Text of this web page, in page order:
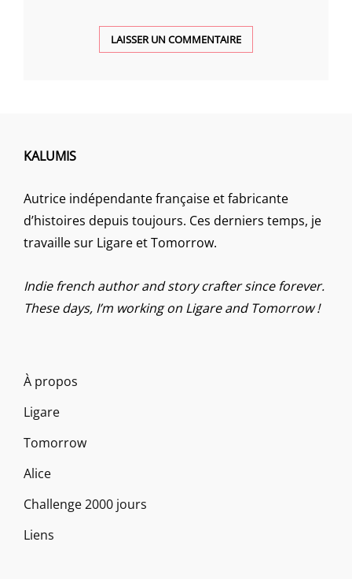
KALUMIS
Autrice indépendante française et fabricante
d’histoires depuis toujours. Ces derniers temps, je
travaille sur Ligare et Tomorrow.
Indie french author and story crafter since forever.
These days, I’m working on Ligare and Tomorrow !
À propos
Ligare
Tomorrow
Alice
Challenge 2000 jours
Liens